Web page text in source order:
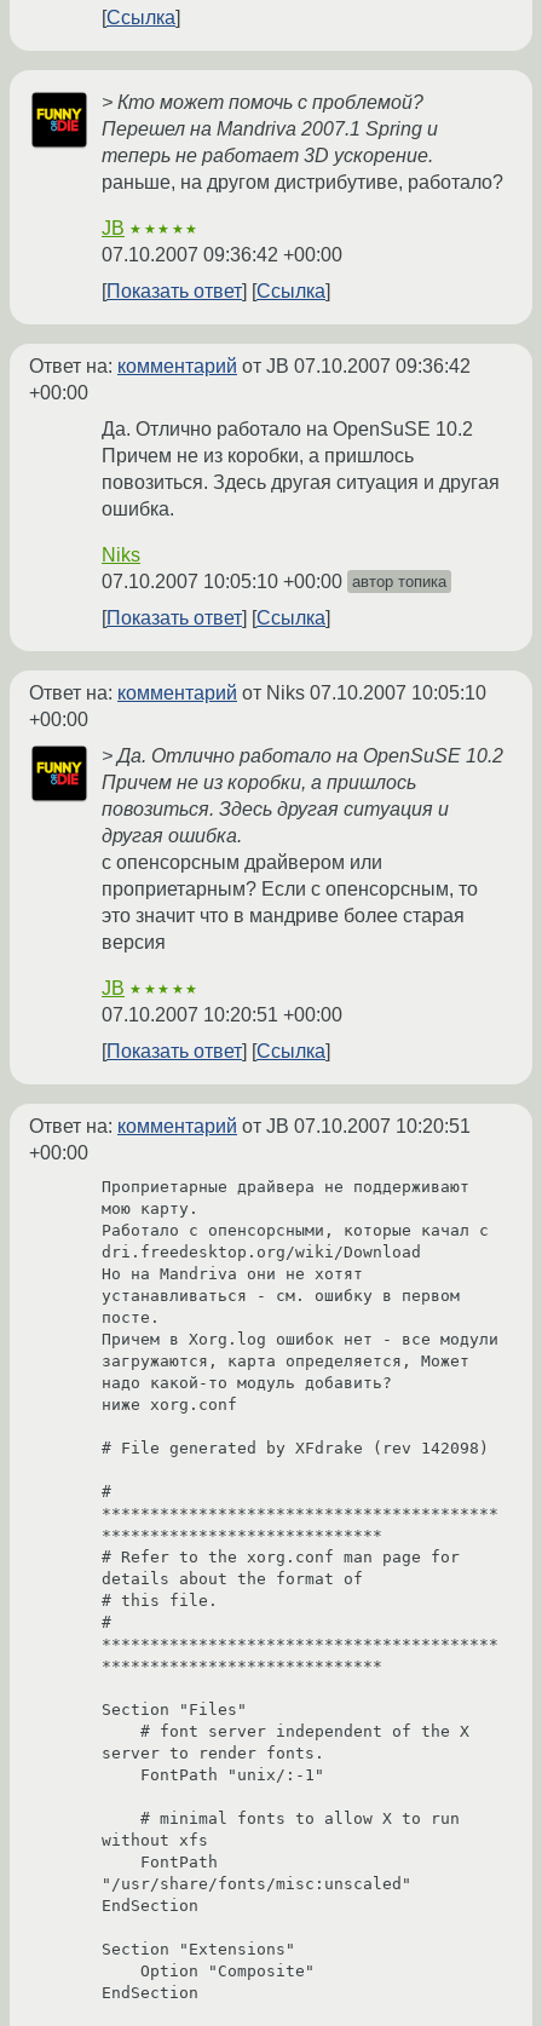
Ссылка
> Кто может помочь с проблемой?
Перешел на Mandriva 2007.1 Spring и
теперь не работает 3D ускорение.
раньше, на другом дистрибутиве, работало?
JB ★★★★★
07.10.2007 09:36:42 +00:00
Показать ответ
Ссылка
Ответ на: комментарий от JB 07.10.2007 09:36:42
+00:00
Да. Отлично работало на OpenSuSE 10.2
Причем не из коробки, а пришлось
повозиться. Здесь другая ситуация и другая
ошибка.
Niks
07.10.2007 10:05:10 +00:00 автор топика
Показать ответ Ссылка
Ответ на: комментарий от Niks 07.10.2007 10:05:10
+00:00
> Да. Отлично работало на OpenSuSE 10.2
Причем не из коробки, а пришлось
повозиться. Здесь другая ситуация и
другая ошибка.
с опенсорсным драйвером или
проприетарным? Если с опенсорсным, то
это значит что в мандриве более старая
версия
JB ★★★★★
07.10.2007 10:20:51 +00:00
Показать ответ
Ссылка
Ответ на: комментарий от JB 07.10.2007 10:20:51
+00:00
Проприетарные драйвера не поддерживают
мою карту.
Работало с опенсорсными, которые качал с
dri.freedesktop.org/wiki/Download
Но на Mandriva они не хотят
устанавливаться - см. ошибку в первом
посте.
Причем в Xorg.log ошибок нет - все модули
загружаются, карта определяется, Может
надо какой-то модуль добавить?
ниже xorg.conf
# File generated by XFdrake (rev 142098)
#
*****************************************
*****************************
# Refer to the xorg.conf man page for
details about the format of
# this file.
#
*****************************************
*****************************
Section "Files"
server to render fonts.
without xfs
"/usr/share/fonts/misc:unscaled"
EndSection
Section "Extensions"
EndSection